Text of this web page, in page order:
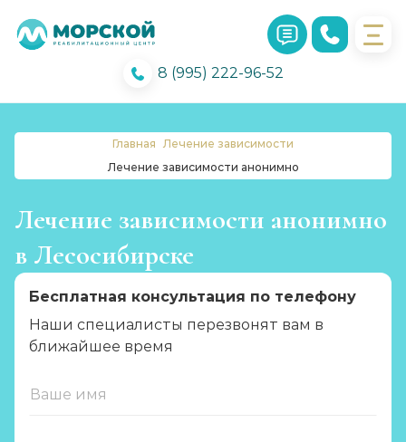
8 (995) 222-96-52
Главная Лечение зависимости
Лечение зависимости анонимно
Лечение зависимости анонимно
в Лесосибирске
Бесплатная консультация по телефону
Наши специалисты перезвонят вам в
ближайшее время